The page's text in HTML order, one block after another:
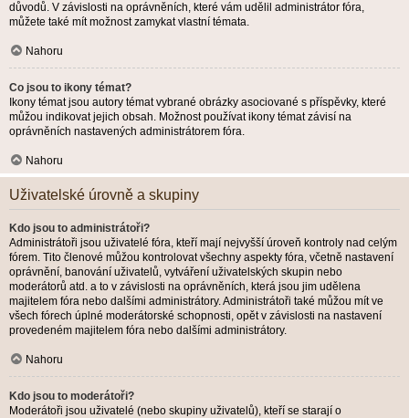
důvodů. V závislosti na oprávněních, které vám udělil administrátor fóra,
můžete také mít možnost zamykat vlastní témata.
Nahoru
Co jsou to ikony témat?
Ikony témat jsou autory témat vybrané obrázky asociované s příspěvky, které
můžou indikovat jejich obsah. Možnost používat ikony témat závisí na
oprávněních nastavených administrátorem fóra.
Nahoru
Uživatelské úrovně a skupiny
Kdo jsou to administrátoři?
Administrátoři jsou uživatelé fóra, kteří mají nejvyšší úroveň kontroly nad celým
fórem. Tito členové můžou kontrolovat všechny aspekty fóra, včetně nastavení
oprávnění, banování uživatelů, vytváření uživatelských skupin nebo
moderátorů atd. a to v závislosti na oprávněních, která jsou jim udělena
majitelem fóra nebo dalšími administrátory. Administrátoři také můžou mít ve
všech fórech úplné moderátorské schopnosti, opět v závislosti na nastavení
provedeném majitelem fóra nebo dalšími administrátory.
Nahoru
Kdo jsou to moderátoři?
Moderátoři jsou uživatelé (nebo skupiny uživatelů), kteří se starají o